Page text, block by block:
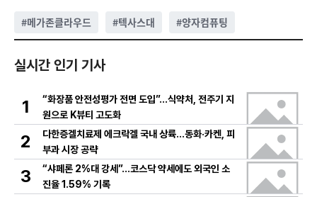
#메가존클라우드 #텍사스대 #양자컴퓨팅
실시간 인기 기사
1
“화장품 안전성평가 전면 도입”…식약처, 전주기 지
원으로 K뷰티 고도화
2
다한증겔치료제 에크락겔 국내 상륙…동화·카켄, 피
부과 시장 공략
3
“샤페론 2%대 강세”…코스닥 약세에도 외국인 소
진율 1.59% 기록